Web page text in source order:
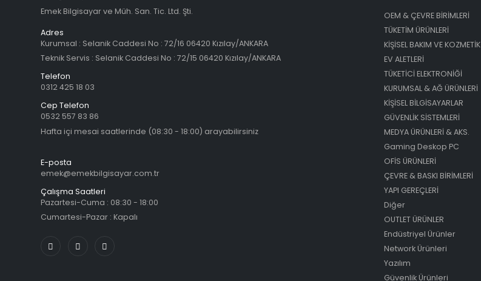
Emek Bilgisayar ve Müh. San. Tic. Ltd. Şti.
Adres
Kurumsal : Selanik Caddesi No : 72/16 06420 Kızılay/ANKARA
Teknik Servis : Selanik Caddesi No : 72/15 06420 Kızılay/ANKARA
Telefon
0312 425 18 03
Cep Telefon
0532 557 83 86
Hafta içi mesai saatlerinde (08:30 - 18:00) arayabilirsiniz
E-posta
emek@emekbilgisayar.com.tr
Çalışma Saatleri
Pazartesi-Cuma : 08:30 - 18:00
Cumartesi-Pazar : Kapalı
OEM & ÇEVRE BİRİMLERİ
TÜKETİM ÜRÜNLERİ
KİŞİSEL BAKIM VE KOZMETİK
EV ALETLERİ
TÜKETİCİ ELEKTRONİĞİ
KURUMSAL & AĞ ÜRÜNLERİ
KİŞİSEL BİLGİSAYARLAR
GÜVENLİK SİSTEMLERİ
MEDYA ÜRÜNLERİ & AKS.
Gaming Deskop PC
OFİS ÜRÜNLERİ
ÇEVRE & BASKI BİRİMLERİ
YAPI GEREÇLERİ
Diğer
OUTLET ÜRÜNLER
Endüstriyel Ürünler
Network Ürünleri
Yazılım
Güvenlik Ürünleri